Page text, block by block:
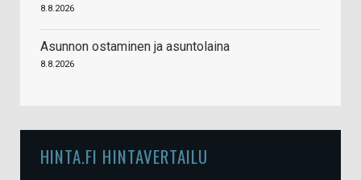
8.8.2026
Asunnon ostaminen ja asuntolaina
8.8.2026
HINTA.FI HINTAVERTAILU